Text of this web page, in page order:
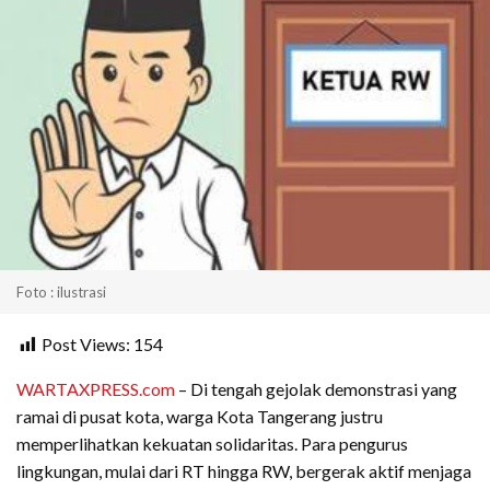
Foto : ilustrasi
Post Views: 154
WARTAXPRESS.com – Di tengah gejolak demonstrasi yang
ramai di pusat kota, warga Kota Tangerang justru
memperlihatkan kekuatan solidaritas. Para pengurus
lingkungan, mulai dari RT hingga RW, bergerak aktif menjaga